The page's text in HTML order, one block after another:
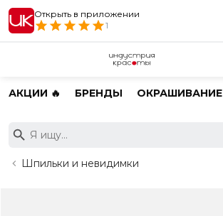
Открыть в приложении
1
АКЦИИ 🔥 БРЕНДЫ ОКРАШИВАНИЕ
Шпильки и невидимки